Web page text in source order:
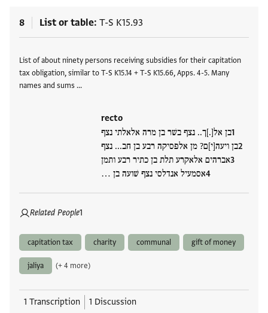
8 List or table T-S K15.93
List of about ninety persons receiving subsidies for their capitation
tax obligation, similar to T-S K15.14 + T-S K15.66, Apps. 4-5. Many
names and sums …
recto
בן אל[.]ך.. נצף בשׁר בן מרה אלאלתי נצף
בן ויעה[י]ם? מן אלפסיקה רבע בן חב... נצף
אברהים אלאקרע תלת בן כתיר רבע ותמן
אסמעיל אנדלסי נצף שׁועה בן …
Related People1
capitation tax charity communal gift of money
jaliya (+ 4 more)
1 Transcription 1 Discussion